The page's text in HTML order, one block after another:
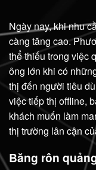
Ngày nay, khi nhu
càng tăng cao.
thể thiếu trong việc
ông lớn khi có
thị đến người tiêu
việc tiếp thị offline,
khách muốn làm
thị trường lân cận
Băng rôn